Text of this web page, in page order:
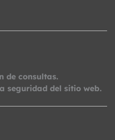
de consultas.
seguridad del sitio web.